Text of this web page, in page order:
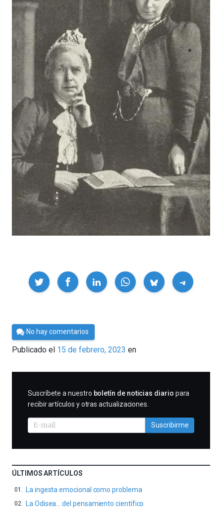
Compartir
Por
César
Tomé
No hay comentarios
Publicado el 15 de febrero, 2023 en
SUSCRIBIRME
Suscríbete a nuestro boletín de noticias diario para
recibir artículos y otras actualizaciones.
Suscribirme
ÚLTIMOS ARTÍCULOS
La ingesta emocional como problema
La Odisea… del pensamiento científico